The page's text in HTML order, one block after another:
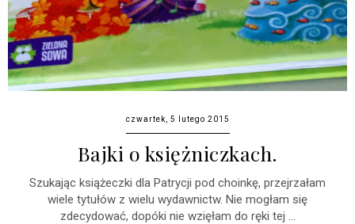
czwartek, 5 lutego 2015
Bajki o księżniczkach.
Szukając książeczki dla Patrycji pod choinkę, przejrzałam
wiele tytułów z wielu wydawnictw. Nie mogłam się
zdecydować, dopóki nie wzięłam do ręki tej ...